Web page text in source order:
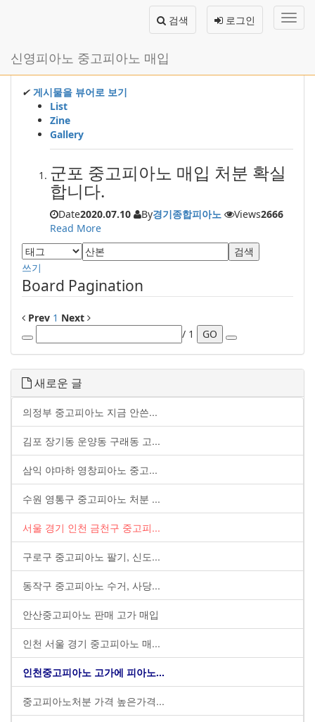
바
기
로그인
검색
신영피아노 중고피아노 매입
✔ 게시물을 뷰어로 보기
List
Zine
Gallery
군포 중고피아노 매입 처분 확실
합니다.
Date2020.07.10 By경기종합피아노 Views2666
Read More
검색
쓰기
Board Pagination
Prev 1 Next
/ 1
GO
새로운 글
의정부 중고피아노 지금 안쓴...
김포 장기동 운양동 구래동 고...
삼익 야마하 영창피아노 중고...
수원 영통구 중고피아노 처분 ...
서울 경기 인천 금천구 중고피...
구로구 중고피아노 팔기, 신도...
동작구 중고피아노 수거, 사당...
안산중고피아노 판매 고가 매입
인천 서울 경기 중고피아노 매...
인천중고피아노 고가에 피아노...
중고피아노처분 가격 높은가격...